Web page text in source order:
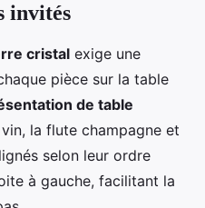
invités
cristal exige une
pièce sur la table
de table
la flute champagne et
selon leur ordre
à gauche, facilitant la